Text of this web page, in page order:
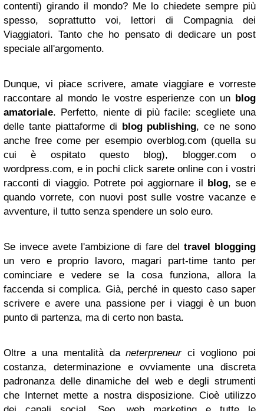
contenti) girando il mondo? Me lo chiedete sempre più
spesso, soprattutto voi, lettori di Compagnia dei
Viaggiatori. Tanto che ho pensato di dedicare un post
speciale all'argomento.
Dunque, vi piace scrivere, amate viaggiare e vorreste
raccontare al mondo le vostre esperienze con un blog
amatoriale. Perfetto, niente di più facile: scegliete una
delle tante piattaforme di blog publishing, ce ne sono
anche free come per esempio overblog.com (quella su
cui è ospitato questo blog), blogger.com o
wordpress.com, e in pochi click sarete online con i vostri
racconti di viaggio. Potrete poi aggiornare il
blog, se e
quando vorrete, con nuovi post sulle vostre vacanze e
avventure, il tutto senza spendere un solo euro.
Se invece avete l'ambizione di fare del travel blogging
un vero e proprio lavoro, magari part-time tanto per
cominciare e vedere se la cosa funziona, allora la
faccenda si complica. Già, perché in questo caso saper
scrivere e avere una passione per i viaggi è un buon
punto di partenza, ma di certo non basta.
Oltre a una mentalità daneterpreneur ci vogliono poi
costanza, determinazione e ovviamente una discreta
padronanza delle dinamiche del web e degli strumenti
che Internet mette a nostra disposizione. Cioè utilizzo